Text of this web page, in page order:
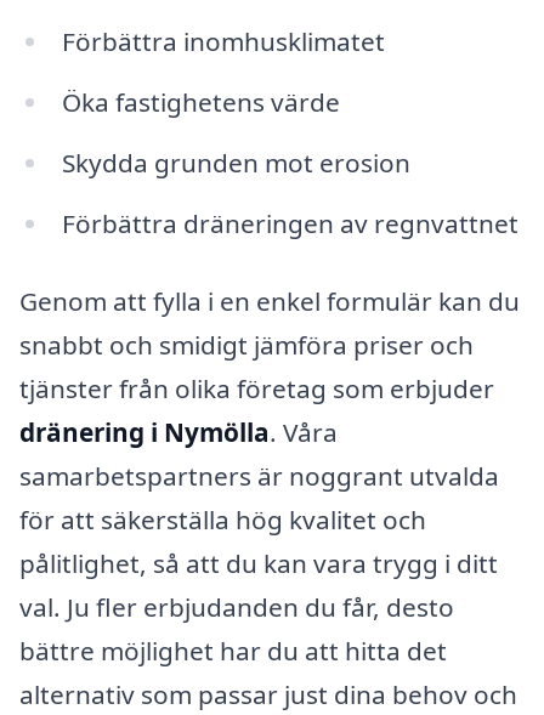
Förbättra inomhusklimatet
Öka fastighetens värde
Skydda grunden mot erosion
Förbättra dräneringen av regnvattnet
Genom att fylla i en enkel formulär kan du
snabbt och smidigt jämföra priser och
tjänster från olika företag som erbjuder
dränering i Nymölla. Våra
samarbetspartners är noggrant utvalda
för att säkerställa hög kvalitet och
pålitlighet, så att du kan vara trygg i ditt
val. Ju fler erbjudanden du får, desto
bättre möjlighet har du att hitta det
alternativ som passar just dina behov och